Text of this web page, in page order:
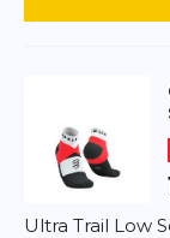
Ultra Trail Low